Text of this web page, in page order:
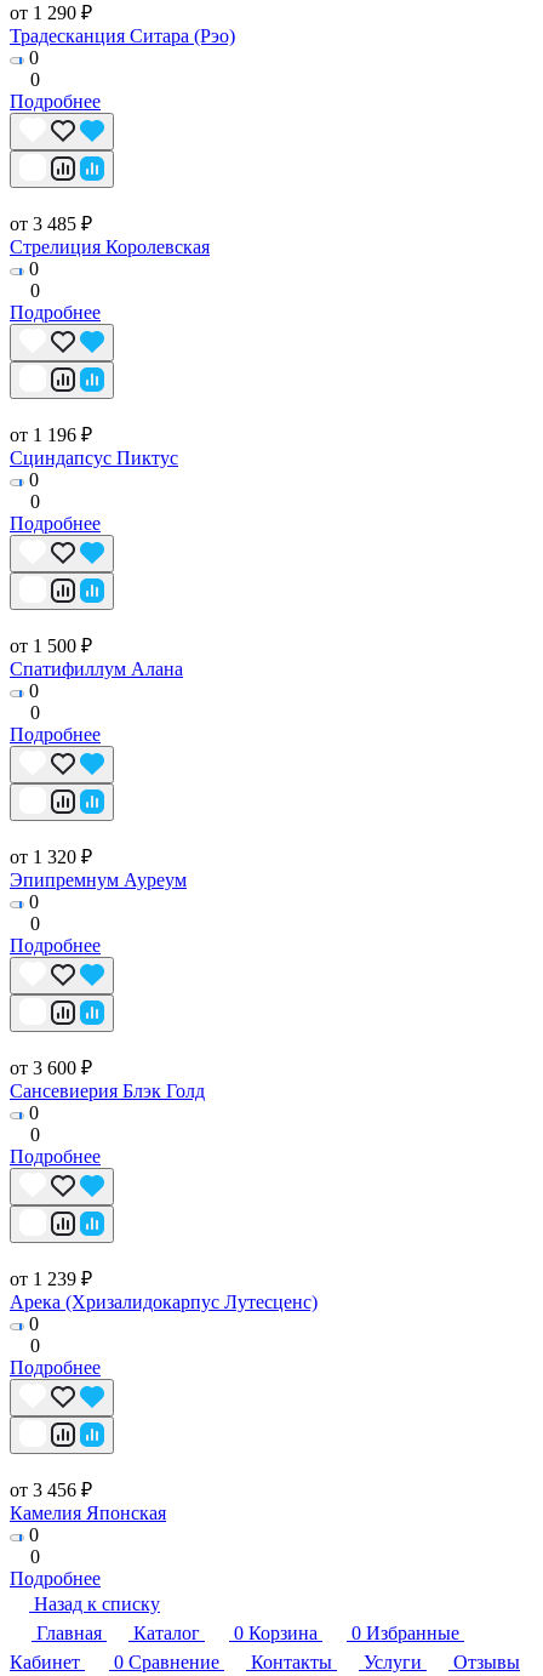
от 1 290 ₽
Традесканция Ситара (Рэо)
0
0
Подробнее
от 3 485 ₽
Стрелиция Королевская
0
0
Подробнее
от 1 196 ₽
Сциндапсус Пиктус
0
0
Подробнее
от 1 500 ₽
Спатифиллум Алана
0
0
Подробнее
от 1 320 ₽
Эпипремнум Ауреум
0
0
Подробнее
от 3 600 ₽
Сансевиерия Блэк Голд
0
0
Подробнее
от 1 239 ₽
Арека (Хризалидокарпус Лутесценс)
0
0
Подробнее
от 3 456 ₽
Камелия Японская
0
0
Подробнее
Назад к списку
Главная
Каталог 0 Корзина 0 Избранные
Кабинет
0 Сравнение Контакты Услуги
Отзывы